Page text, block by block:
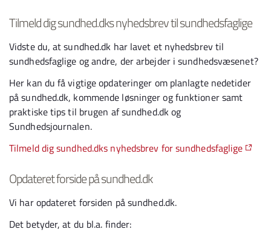
Tilmeld dig sundhed.dks nyhedsbrev til sundhedsfaglige
Vidste du, at sundhed.dk har lavet et nyhedsbrev til
sundhedsfaglige og andre, der arbejder i sundhedsvæsenet?
Her kan du få vigtige opdateringer om planlagte nedetider
på sundhed.dk, kommende løsninger og funktioner samt
praktiske tips til brugen af sundhed.dk og
Sundhedsjournalen.
Tilmeld dig sundhed.dks nyhedsbrev for sundhedsfaglige
Opdateret forside på sundhed.dk
Vi har opdateret forsiden på sundhed.dk.
Det betyder, at du bl.a. finder: